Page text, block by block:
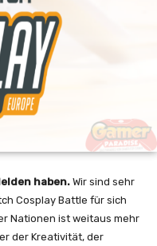
haben. Wir sind sehr
Cosplay Battle für sich
Nationen ist weitaus mehr
der Kreativität, der